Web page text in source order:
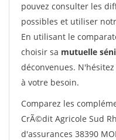
pouvez consulter les
possibles et utiliser
En utilisant le
choisir sa mutuelle
déconvenues.
à votre besoin.
Comparez les
CrÃ©dit Agricole Sud
d'assurances 38390